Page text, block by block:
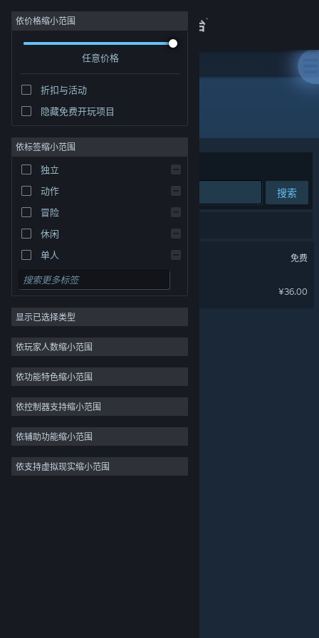
登录
关于
客服
关于蒸汽平台|退款政策|软件许可服务协议
个人信息保护政策|个人信息出境告知书|
依价格缩小范围
任意价格
折扣与活动
隐藏免费开玩项目
依标签缩小范围
独立
动作
冒险
休闲
单人
模拟
角色扮演
策略
2D
3D
免费开玩
氛围
剧情丰富
彩色
显示已选择类型
依玩家人数缩小范围
依功能特色缩小范围
依控制器支持缩小范围
依辅助功能缩小范围
依支持虚拟现实缩小范围
开发者: Screambox Studio
排序依据 相关性
搜索
2 个匹配的搜索结果。
免费
¥36.00